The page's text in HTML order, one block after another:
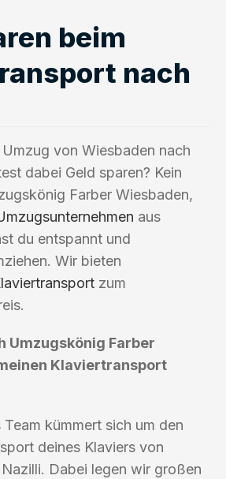
beim
nach
von Wiesbaden nach
dabei Geld sparen? Kein
Farber Wiesbaden,
aus
du entspannt und
Wir bieten
zum
Umzugskönig Farber
Klaviertransport
kümmert sich um den
deines Klaviers von
Dabei legen wir großen